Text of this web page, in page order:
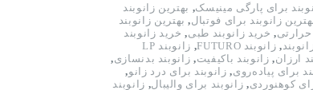
برای پارگی مینیسک, بهترین زانوبند
زانوبند برای فوتبال, بهترین زانوبند
حرارتی, خرید زانوبند طبی, خرید زانوبند
, زانوبند FUTURO ,
زانوبند LP
ارزان, زانوبند باکیفیت, زانوبند بدنسازی,
برای پیاده‌روی, زانوبند برای درد زانو,
کوهنوردی, زانوبند برای والیبال, زانوبند